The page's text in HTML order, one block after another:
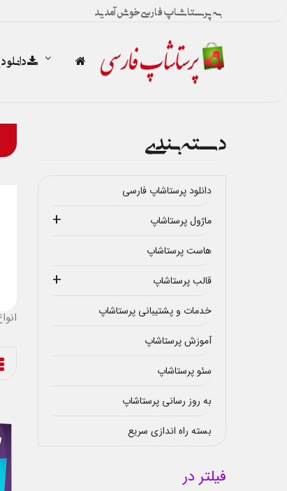
به پرستاشاپ فارسی خوش آمدید
دسته بندی
دانلود پرستاشاپ فارسی
ماژول پرستاشاپ
هاست پرستاشاپ
قالب پرستاشاپ
خدمات و پشتیبانی پرستاشاپ
آموزش پرستاشاپ
سئو پرستاشاپ
به روز رسانی پرستاشاپ
بسته راه اندازی سریع
فیلتر در